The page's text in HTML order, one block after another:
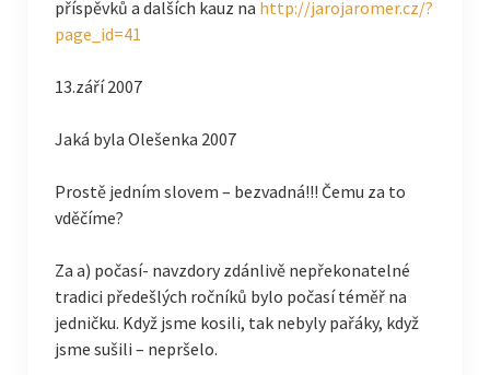
příspěvků a dalších kauz na http://jarojaromer.cz/?
page_id=41
13.září 2007
Jaká byla Olešenka 2007
Prostě jedním slovem – bezvadná!!! Čemu za to
vděčíme?
Za a) počasí- navzdory zdánlivě nepřekonatelné
tradici předešlých ročníků bylo počasí téměř na
jedničku. Když jsme kosili, tak nebyly pařáky, když
jsme sušili – nepršelo.